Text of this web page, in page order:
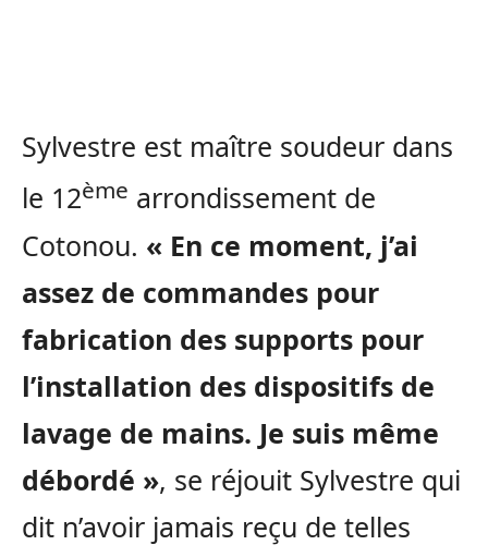
Sylvestre est maître soudeur dans
le 12ème arrondissement de
Cotonou. « En ce moment, j’ai
assez de commandes pour
fabrication des supports pour
l’installation des dispositifs de
lavage de mains. Je suis même
débordé », se réjouit Sylvestre qui
dit n’avoir jamais reçu de telles